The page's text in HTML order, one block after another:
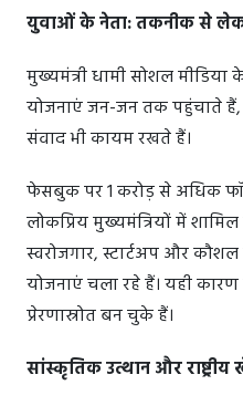
युवाओं के नेता: तकनीक से
मुख्यमंत्री धामी सोशल
योजनाएं जन-जन तक पहुंचाते
संवाद भी कायम रखते हैं।
फेसबुक पर 1 करोड़ से अधिक
लोकप्रिय मुख्यमंत्रियों में
स्वरोजगार, स्टार्टअप और कौशल
योजनाएं चला रहे हैं। यही
प्रेरणास्रोत बन चुके हैं।
सांस्कृतिक उत्थान और